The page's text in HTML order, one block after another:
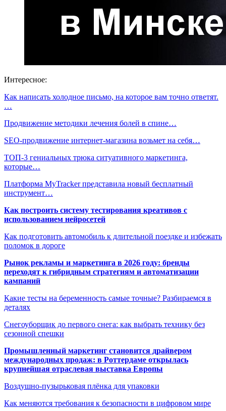
Интересное:
Как написать холодное письмо, на которое вам точно ответят.
…
Продвижение методики лечения болей в спине…
SEO-продвижение интернет-магазина возьмет на себя…
ТОП-3 гениальных трюка ситуативного маркетинга,
которые…
Платформа MyTracker представила новый бесплатный
инструмент…
Как построить систему тестирования креативов с
использованием нейросетей
Как подготовить автомобиль к длительной поездке и избежать
поломок в дороге
Рынок рекламы и маркетинга в 2026 году: бренды
переходят к гибридным стратегиям и автоматизации
кампаний
Какие тесты на беременность самые точные? Разбираемся в
деталях
Снегоуборщик до первого снега: как выбрать технику без
сезонной спешки
Промышленный маркетинг становится драйвером
международных продаж: в Роттердаме открылась
крупнейшая отраслевая выставка Европы
Воздушно-пузырьковая плёнка для упаковки
Как меняются требования к безопасности в цифровом мире